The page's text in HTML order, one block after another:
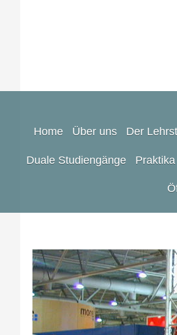
Home Über uns Der
Duale Studiengänge Praktika